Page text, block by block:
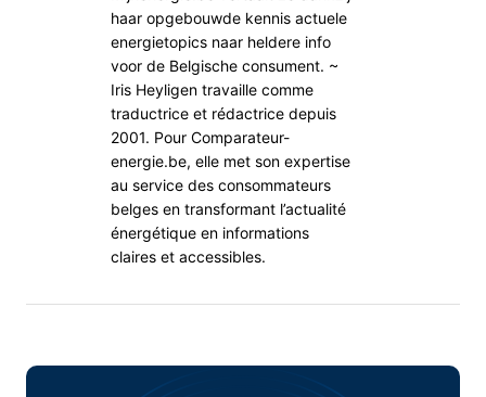
haar opgebouwde kennis actuele
energietopics naar heldere info
voor de Belgische consument. ~
Iris Heyligen travaille comme
traductrice et rédactrice depuis
2001. Pour Comparateur-
energie.be, elle met son expertise
au service des consommateurs
belges en transformant l’actualité
énergétique en informations
claires et accessibles.